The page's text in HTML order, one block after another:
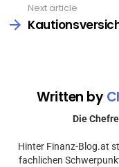
Next article
Written by
Die
Hinter Finanz-Blog.at
fachlichen